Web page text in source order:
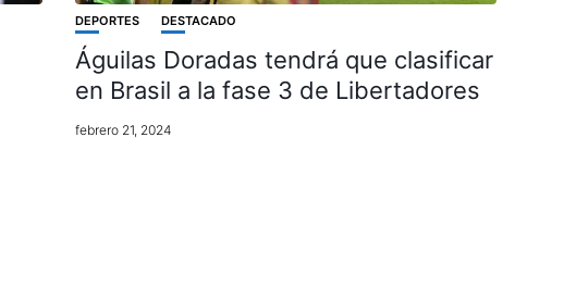
DEPORTES DESTACADO
Águilas Doradas tendrá que clasificar
en Brasil a la fase 3 de Libertadores
febrero 21, 2024